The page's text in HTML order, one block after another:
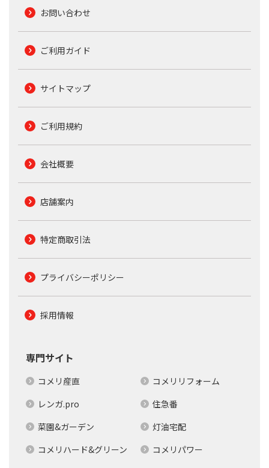
お問い合わせ
ご利用ガイド
サイトマップ
ご利用規約
会社概要
店舗案内
特定商取引法
プライバシーポリシー
採用情報
専門サイト
コメリ産直
コメリリフォーム
レンガ.pro
住急番
菜園&ガーデン
灯油宅配
コメリハード&グリーン
コメリパワー